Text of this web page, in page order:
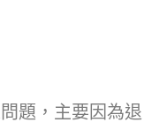
題，主要因為退